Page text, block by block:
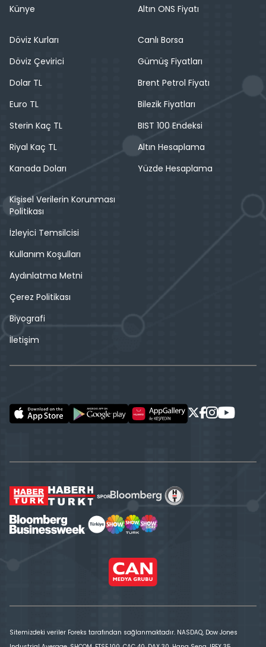
Künye
Altın ONS Fiyatı
Döviz Kurları
Döviz Çevirici
Dolar TL
Euro TL
Sterin Kaç TL
Riyal Kaç TL
Kanada Doları
Canlı Borsa
Gümüş Fiyatları
Brent Petrol Fiyatı
Bilezik Fiyatları
BIST 100 Endeksi
Altın Hesaplama
Yüzde Hesaplama
Kişisel Verilerin Korunması
Politikası
İzleyici Temsilcisi
Kullanım Koşulları
Aydınlatma Metni
Çerez Politikası
Biyografi
İletişim
Sitemizdeki veriler Foreks tarafından sağlanmaktadır. NASDAQ, Dow Jones